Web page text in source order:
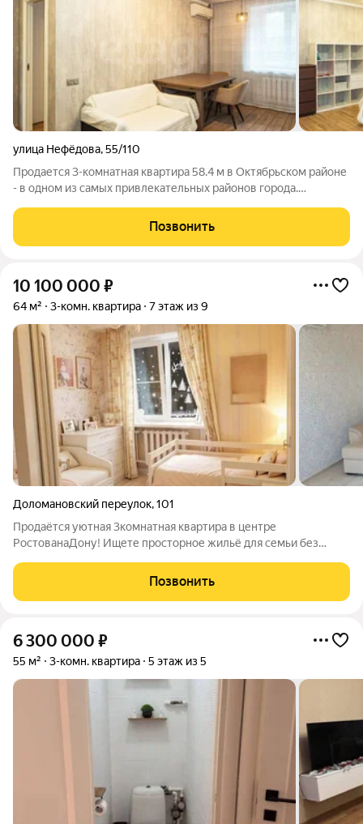
улица Нефёдова,55/110
Продается 3-комнатная квартира 58.4 м в Октябрьском районе
- в одном из самых привлекательных районов города.
выполнен современный капитальный евроремонтом с
использованием качественных
Позвонить
10 100 000 ₽
64 м² 3-комн. квартира 7 этаж из 9
Доломановский переулок,101
Продаётся уютная 3комнатная квартира в центре
РостованаДону! Ищете просторное жильё для семьи без
Позвонить
6 300 000 ₽
55 м² 3-комн. квартира 5 этаж из 5